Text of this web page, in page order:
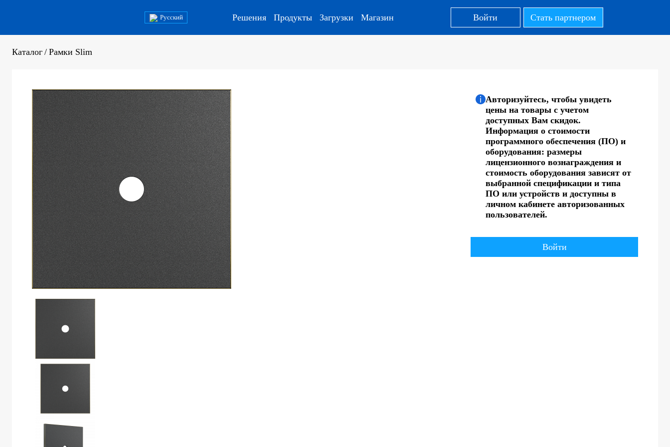
Русский Решения Продукты Загрузки Магазин Войти Стать партнером
Каталог / Рамки Slim
Авторизуйтесь, чтобы увидеть
цены на товары с учетом
доступных Вам скидок.
Информация о стоимости
программного обеспечения (ПО) и
оборудования: размеры
лицензионного вознаграждения и
стоимость оборудования зависят от
выбранной спецификации и типа
ПО или устройств и доступны в
личном кабинете авторизованных
пользователей.
Войти